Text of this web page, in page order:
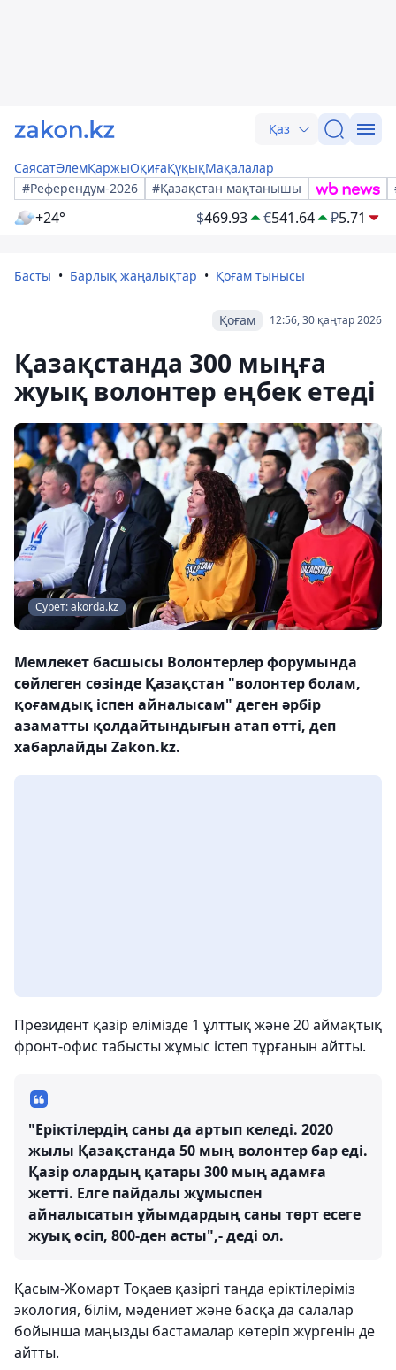
Қаз
СаясатӘлемҚаржыОқиғаҚұқықМақалалар
#Референдум-2026
#Қазақстан мақтанышы
+24° $469.93 €541.64 ₽5.71
Басты Барлық жаңалықтар Қоғам тынысы
12:56, 30 қаңтар 2026
Қоғам
Қазақстанда 300 мыңға
жуық волонтер еңбек етеді
Сурет: akorda.kz
Мемлекет басшысы Волонтерлер форумында
сөйлеген сөзінде Қазақстан "волонтер болам,
қоғамдық іспен айналысам" деген әрбір
азаматты қолдайтындығын атап өтті, деп
хабарлайды Zakon.kz.
Президент қазір елімізде 1 ұлттық және 20 аймақтық
фронт-офис табысты жұмыс істеп тұрғанын айтты.
"Еріктілердің саны да артып келеді. 2020
жылы Қазақстанда 50 мың волонтер бар еді.
Қазір олардың қатары 300 мың адамға
жетті. Елге пайдалы жұмыспен
айналысатын ұйымдардың саны төрт есеге
жуық өсіп, 800-ден асты",- деді ол.
Қасым-Жомарт Тоқаев қазіргі таңда еріктілеріміз
экология, білім, мәдениет және басқа да салалар
бойынша маңызды бастамалар көтеріп жүргенін де
айтты.